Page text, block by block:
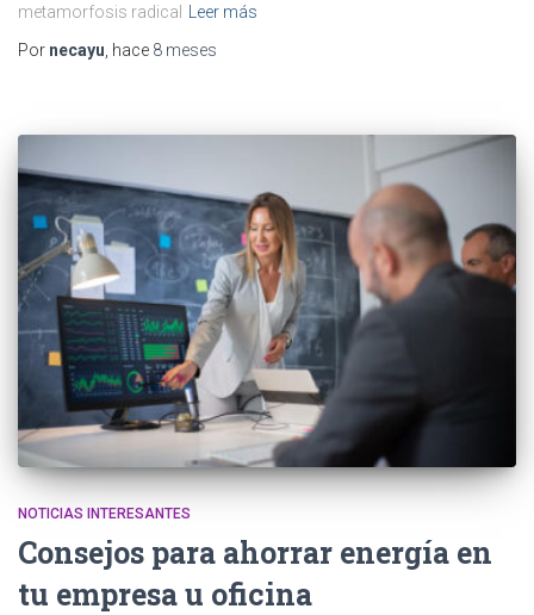
metamorfosis radical
Leer más
Por necayu , hace 8 meses
NOTICIAS INTERESANTES
Consejos para ahorrar energía en
tu empresa u oficina